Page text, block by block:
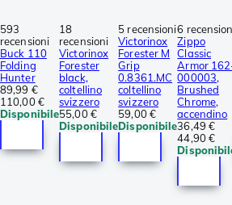
593
recensioni
Buck 110
Folding
Hunter
89,99 €
110,00 €
Disponibile
18
recensioni
Victorinox
Forester
black,
coltellino
svizzero
55,00 €
Disponibile
5 recensioni
Victorinox
Forester M
Grip
0.8361.MC
coltellino
svizzero
59,00 €
Disponibile
6
Zippo
Classic
Armor
000003,
Brushed
Chrome,
accendino
36,49 €
44,90 €